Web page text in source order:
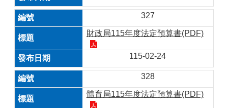
327
財政局115年度法定預算書(PDF)
115-02-24
328
體育局115年度法定預算書(PDF)